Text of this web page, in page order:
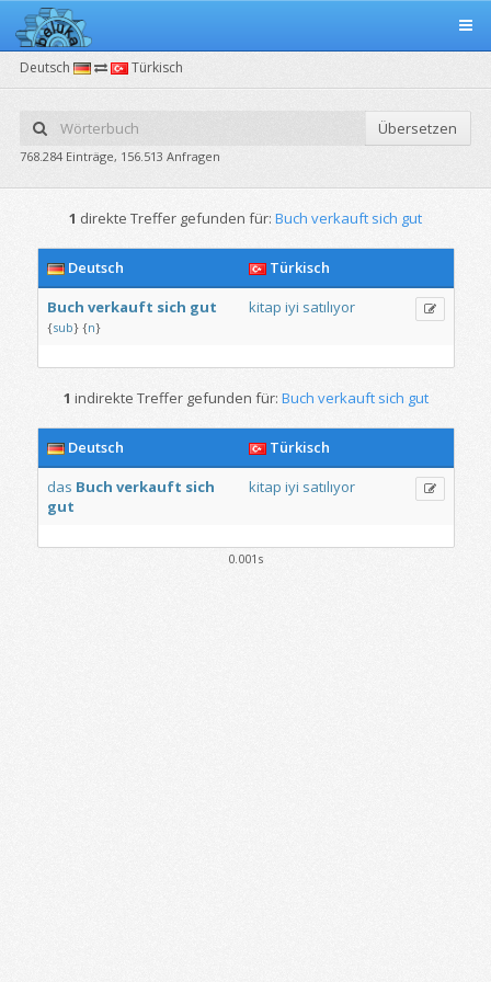
Deutsch Türkisch
Übersetzen
768.284 Einträge, 156.513 Anfragen
1 direkte Treffer gefunden für: Buch verkauft sich gut
Deutsch
Türkisch
Buch verkauft sich gut
{sub} {n}
kitap iyi satılıyor
1 indirekte Treffer gefunden für: Buch verkauft sich gut
Deutsch
Türkisch
das Buch verkauft sich
gut
kitap iyi satılıyor
0.001s